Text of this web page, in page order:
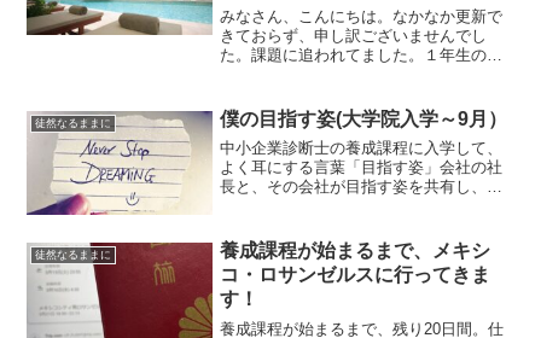
みなさん、こんにちは。なかなか更新で
きておらず、申し訳ございませんでし
た。課題に追われてました。１年生の昼
大学院生は２カ月間の夏休みがありま
す。今回は、２カ月間をどのよ...
徒然なるままに 僕の目指す姿(大学院入学～9月）
中小企業診断士の養成課程に入学して、
よく耳にする言葉「目指す姿」会社の社
長と、その会社が目指す姿を共有し、そ
分の目指す姿をどうするんだ！というの
がこの頃の悩みの種なんで...
徒然なるままに
養成課程が始まるまで、メキシ
コ・ロサンゼルスに行ってきま
す！
養成課程が始まるまで、残り20日間。仕